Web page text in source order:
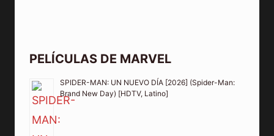
PELÍCULAS DE MARVEL
SPIDER-MAN: UN NUEVO DÍA [2026] (Spider-Man:
Brand New Day) [HDTV, Latino]